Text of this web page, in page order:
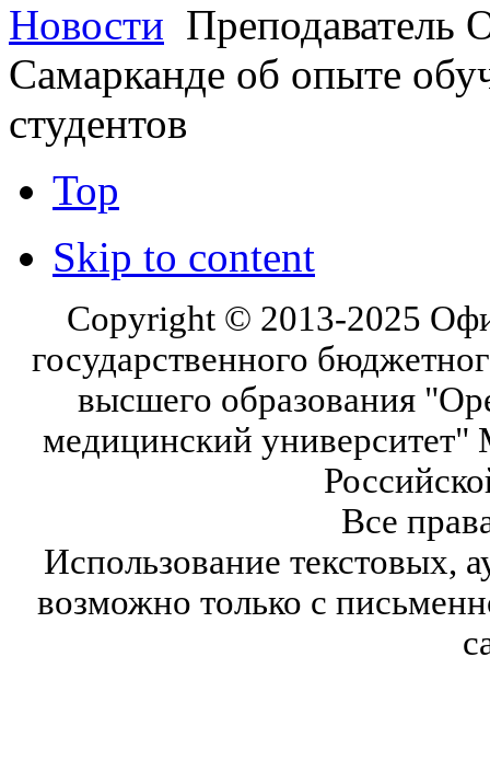
Новости Преподаватель
Самарканде об опыте
студентов
Top
Skip to content
Copyright © 2013-2025
государственного
высшего образования
медицинский университет"
Все
Использование текстовых,
возможно только с